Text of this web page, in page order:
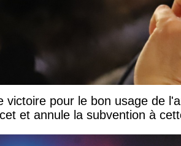
victoire pour le bon usage de
et annule la subvention à